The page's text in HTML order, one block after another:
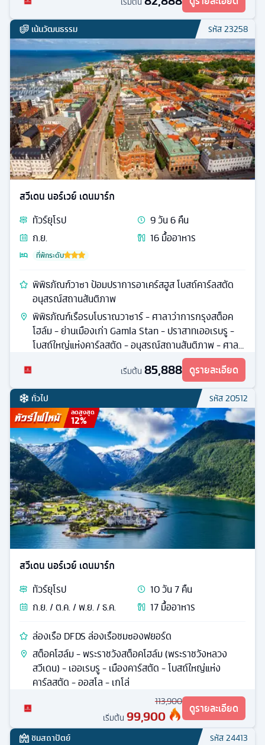
เน้นวัฒนธรรม รหัส23258
สวีเดน นอร์เวย์ เดนมาร์ก
ทัวร์ยุโรป 9วัน6คืน
ก.ย.
16มื้ออาหาร
ที่พักระดับ
พิพิธภัณฑ์วาซา ป้อมปราการอาเคร์สฮูส โบสถ์คาร์ลสตัด
อนุสรณ์สถานสันติภาพ
พิพิธภัณฑ์เรือรบโบราณวาซาร์ - ศาลาว่าการกรุงสต็อค
โฮล์ม - ย่านเมืองเก่า Gamla Stan - ปราสาทเออเรบรู -
โบสถ์ใหญ่แห่งคาร์ลสตัด - อนุสรณ์สถานสันติภาพ - ศาลา
เริ่มต้น 85,888 ดูรายละเอียด
ทั่วไป รหัส20512
ลดสูงสุด
12%
สวีเดน นอร์เวย์ เดนมาร์ก
ทัวร์ยุโรป 10วัน7คืน
ก.ย. / ต.ค. / พ.ย. / ธ.ค.
17มื้ออาหาร
ล่องเรือ DFDS ล่องเรือชมซองฟยอร์ด
สต็อคโฮล์ม - พระราชวังสต็อคโฮล์ม (พระราชวังหลวง
สวีเดน) - เออเรบรู - เมืองคาร์สตัด - โบสถ์ใหญ่แห่ง
คาร์ลสตัด - ออสโล - เกโล่
113,900
เริ่มต้น 99,900 ดูรายละเอียด
ชมสถาปัตย์ รหัส24413